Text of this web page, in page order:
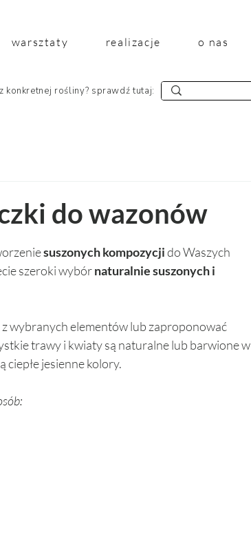
warsztaty realizacje o nas
konkretnej rośliny? sprawdź tutaj:
do wazonów
suszonych kompozycji do Waszych
szeroki wybór naturalnie suszonych i
wybranych elementów lub zaproponować
trawy i kwiaty są naturalne lub barwione w
ciepłe jesienne kolory.